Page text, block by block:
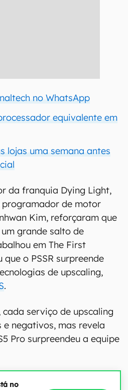
no WhatsApp
equivalente em
lojas uma semana antes
da franquia Dying Light,
programador de motor
Kim, reforçaram que
grande salto de
em The First
o PSSR surpreende
de upscaling,
.
serviço de upscaling
negativos, mas revela
Pro surpreendeu a equipe
no